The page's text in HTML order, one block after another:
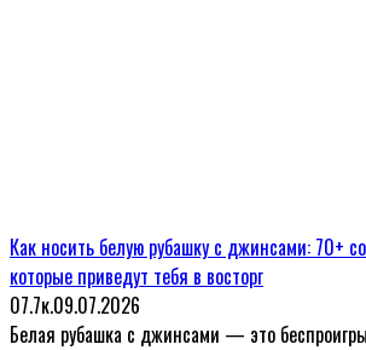
Как носить белую рубашку с джинсами: 70+
которые приведут тебя в восторг
07.7к.09.07.2026
Белая рубашка с джинсами — это